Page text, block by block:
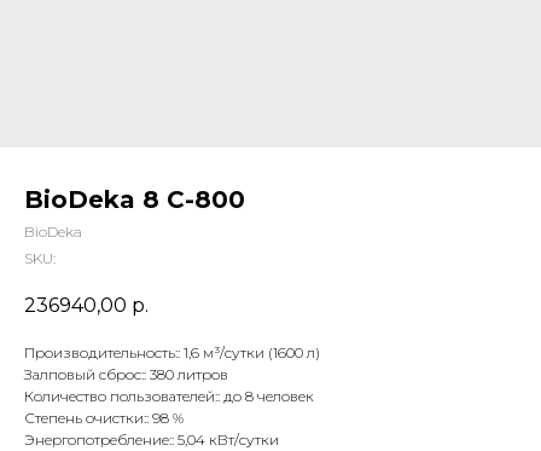
BioDeka 8 C-800
BioDeka
SKU:
236940,00 р.
Производительность:: 1,6 м³/сутки (1600 л)
Залповый сброс:: 380 литров
Количество пользователей:: до 8 человек
Степень очистки:: 98 %
Энергопотребление:: 5,04 кВт/сутки